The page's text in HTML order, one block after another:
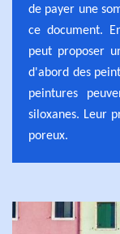
de payer une
ce document.
peut proposer
d'abord des
peintures
siloxanes. Leur
poreux.